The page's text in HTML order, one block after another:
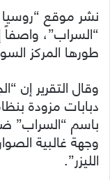
نشر موقع “روسيا
“السراب”، واصفاً
طورها المركز
وقال التقرير إن
دبابات مزودة
باسم “السراب”
وجهة غالبية
الليزر”.